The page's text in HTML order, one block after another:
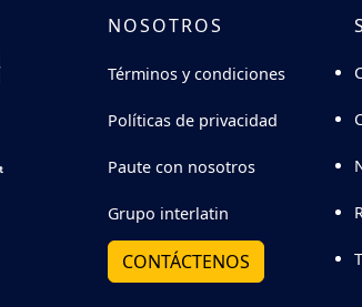
NOSOTROS
Términos y condiciones
Políticas de privacidad
Paute con nosotros
Grupo interlatin
CONTÁCTENOS